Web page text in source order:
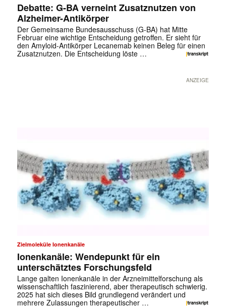
Debatte: G-BA verneint Zusatznutzen von
Alzheimer-Antikörper
Der Gemeinsame Bundesausschuss (G-BA) hat Mitte
Februar eine wichtige Entscheidung getroffen. Er sieht für
den Amyloid-Antikörper Lecanemab keinen Beleg für einen
Zusatznutzen. Die Entscheidung löste …
ANZEIGE
Zielmoleküle Ionenkanäle
Ionenkanäle: Wendepunkt für ein
unterschätztes Forschungsfeld
Lange galten Ionenkanäle in der Arzneimittelforschung als
wissenschaftlich faszinierend, aber therapeutisch schwierig.
2025 hat sich dieses Bild grundlegend verändert und
mehrere Zulassungen therapeutischer …